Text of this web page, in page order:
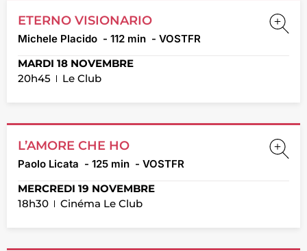
MARDI 18 NOVEMBRE
20h45
Le Club
ETERNO VISIONARIO
Michele Placido - 112 min - VOSTFR
MERCREDI 19 NOVEMBRE
18h30
Cinéma Le Club
L’AMORE CHE HO
Paolo Licata - 125 min - VOSTFR